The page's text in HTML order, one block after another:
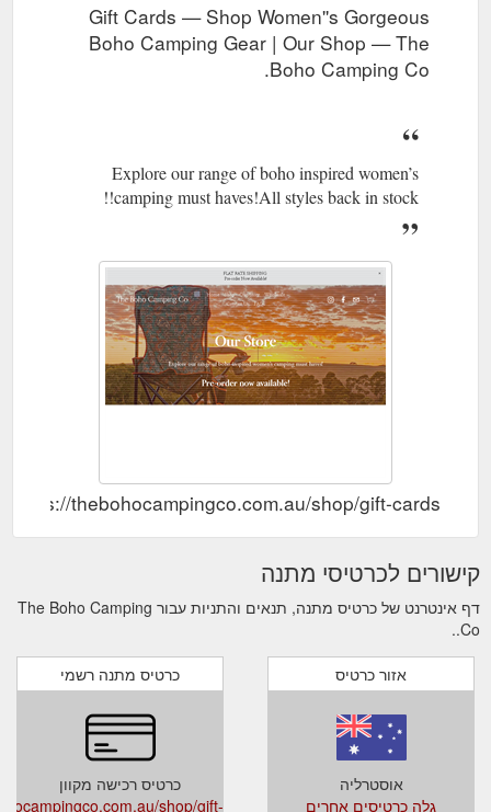
Gift Cards — Shop Women''s Gorgeous
Boho Camping Gear | Our Shop — The
Boho Camping Co.
Explore our range of boho inspired women’s
camping must haves!All styles back in stock!!
https://thebohocampingco.com.au/shop/gift-cards
קישורים לכרטיסי מתנה
דף אינטרנט של כרטיס מתנה, תנאים והתניות עבור The Boho Camping
Co..
כרטיס מתנה רשמי
כרטיס רכישה מקוון
shop/gift-
אזור כרטיס
אוסטרליה
גלה כרטיסים אחרים